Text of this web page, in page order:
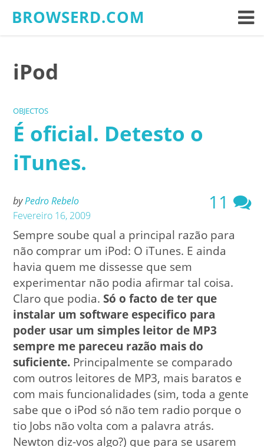
BROWSERD.COM
iPod
OBJECTOS
É oficial. Detesto o
iTunes.
byPedro Rebelo
Fevereiro 16, 2009
11
Sempre soube qual a principal razão para
não comprar um iPod: O iTunes. E ainda
havia quem me dissesse que sem
experimentar não podia afirmar tal coisa.
Claro que podia. Só o facto de ter que
instalar um software especifico para
poder usar um simples leitor de MP3
sempre me pareceu razão mais do
suficiente. Principalmente se comparado
com outros leitores de MP3, mais baratos e
com mais funcionalidades (sim, toda a gente
sabe que o iPod só não tem radio porque o
tio Jobs não volta com a palavra atrás.
Newton diz-vos algo?) que para se usarem